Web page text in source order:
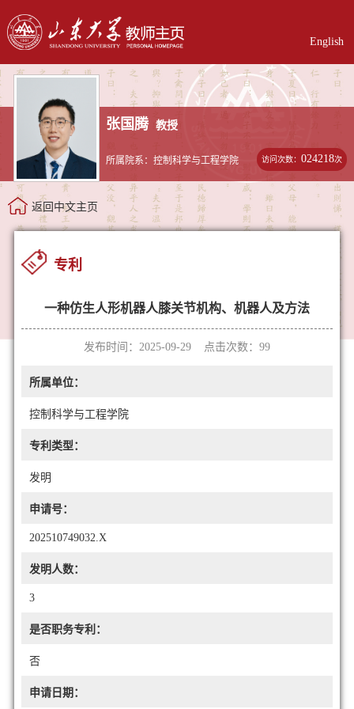
English
张国腾 教授
所属院系：控制科学与工程学院 访问次数：024218次
返回中文主页
专利
一种仿生人形机器人膝关节机构、机器人及方法
发布时间：2025-09-29 点击次数： 99
所属单位：
控制科学与工程学院
专利类型：
发明
申请号：
202510749032.X
发明人数：
3
是否职务专利：
否
申请日期：